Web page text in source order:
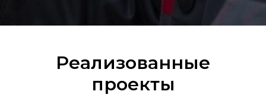
Реализованные
проекты